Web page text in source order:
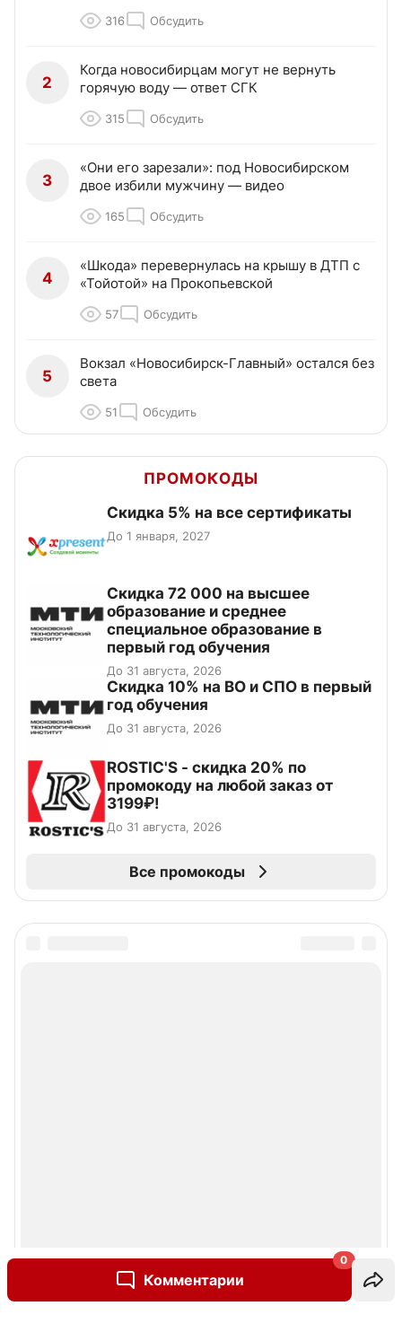
Комментарии
0
316 Обсудить
2
Когда новосибирцам могут не вернуть
горячую воду — ответ СГК
315 Обсудить
3
«Они его зарезали»: под Новосибирском
двое избили мужчину — видео
165 Обсудить
4
«Шкода» перевернулась на крышу в ДТП с
«Тойотой» на Прокопьевской
57 Обсудить
5
Вокзал «Новосибирск-Главный» остался без
света
51 Обсудить
ПРОМОКОДЫ
Скидка 5% на все сертификаты
До 1 января, 2027
Скидка 72 000 на высшее
образование и среднее
специальное образование в
первый год обучения
До 31 августа, 2026
Скидка 10% на ВО и СПО в первый
год обучения
До 31 августа, 2026
ROSTIC'S - скидка 20% по
промокоду на любой заказ от
3199₽!
До 31 августа, 2026
Все промокоды